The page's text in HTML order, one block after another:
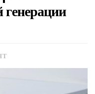
генерации